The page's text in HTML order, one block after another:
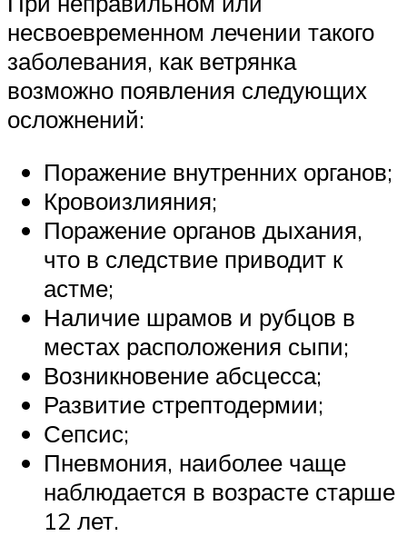
несвоевременном лечении такого
заболевания, как ветрянка
возможно появления следующих
осложнений:
Поражение внутренних органов;
Кровоизлияния;
Поражение органов дыхания,
что в следствие приводит к
астме;
Наличие шрамов и рубцов в
местах расположения сыпи;
Возникновение абсцесса;
Развитие стрептодермии;
Сепсис;
Пневмония, наиболее чаще
наблюдается в возрасте старше
12 лет.